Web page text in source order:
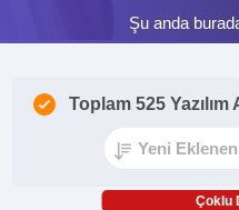
Şu anda
Toplam 525 Yazılım
Çoklu